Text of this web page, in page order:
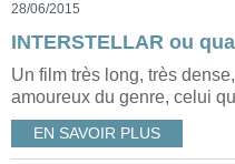
28/06/2015
Un film très long, très
amoureux du genre, celui
EN SAVOIR PLUS